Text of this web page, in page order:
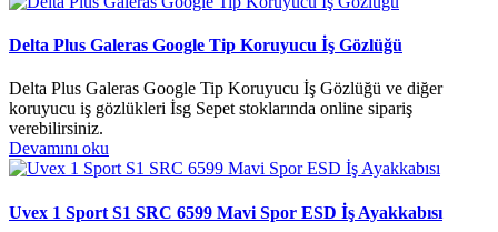
Delta Plus Galeras Google Tip Koruyucu İş Gözlüğü
Delta Plus Galeras Google Tip Koruyucu İş Gözlüğü ve diğer
koruyucu iş gözlükleri İsg Sepet stoklarında online sipariş
verebilirsiniz.
Devamını oku
Uvex 1 Sport S1 SRC 6599 Mavi Spor ESD İş Ayakkabısı